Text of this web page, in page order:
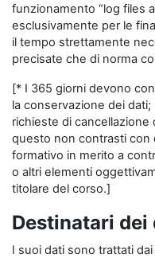
funzionamento “log files
esclusivamente per le
il tempo strettamente
precisate che di norma
[* I 365 giorni devono
la conservazione dei
richieste di cancellazione
questo non contrasti con
formativo in merito a
o altri elementi
titolare del corso.]
Destinatari dei
I suoi dati sono trattati